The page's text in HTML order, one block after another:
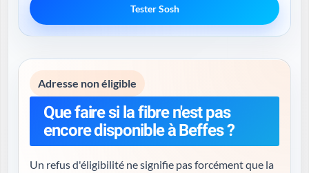
Tester Sosh
Adresse non éligible
Que faire si la fibre n'est pas
encore disponible à Beffes ?
Un refus d'éligibilité ne signifie pas forcément que la